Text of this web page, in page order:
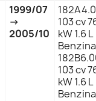
1999/07
→
2005/10
103 cv
kW 1.6 L
Benzina
103 cv
kW 1.6 L
Benzina